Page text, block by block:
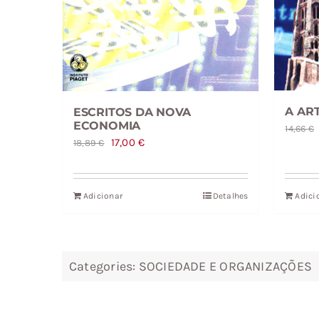
ESCRITOS DA NOVA
ECONOMIA
18,89€
O
original
era:
17,00€O
atual
Adicionar Detalhes
A
14,66€
Categories: SOCIEDADE E ORGANIZAÇÕES